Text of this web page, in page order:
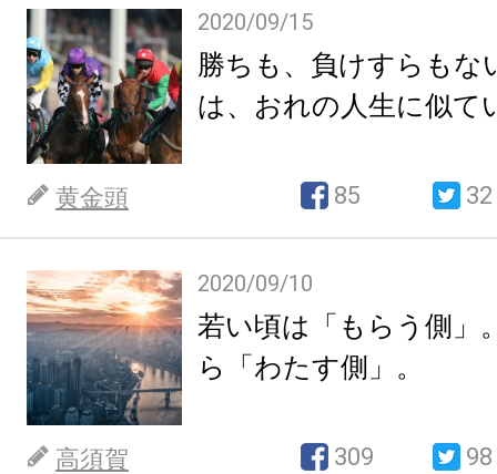
2020/09/15
勝ちも、負けすらもな
は、おれの人生に似て
黄金頭 85 32
2020/09/10
若い頃は「もらう側」
ら「わたす側」。
高須賀 309 98